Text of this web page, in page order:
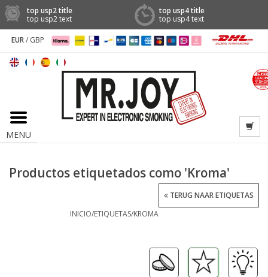
top usp2 title
top usp2 text
top usp4 title
top usp4 text
EUR/ GBP
MENU
Productos etiquetados como 'Kroma'
INICIO/ETIQUETAS/KROMA
TERUG NAAR ETIQUETAS